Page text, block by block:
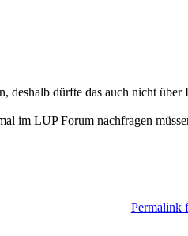
deshalb dürfte das auch nicht über
im LUP Forum nachfragen
Permalink